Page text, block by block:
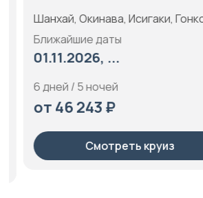
Шанхай, Окинава, Исигаки, Гонконг
Ближайшие даты
01.11.2026, ...
6 дней / 5 ночей
от 46 243 ₽
Смотреть круиз